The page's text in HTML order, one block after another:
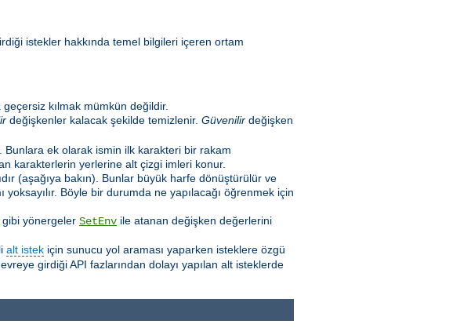
istekler hakkında temel bilgileri içeren ortam
kılmak mümkün değildir.
değişkenler kalacak şekilde temizlenir. Güvenilir değişken
Bunlara ek olarak ismin ilk karakteri bir rakam
karakterlerin yerlerine alt çizgi imleri konur.
(aşağıya bakın). Bunlar büyük harfe dönüştürülür ve
Böyle bir durumda ne yapılacağı öğrenmek için
gibi yönergeler SetEnv ile atanan değişken değerlerini
alt istek için sunucu yol araması yaparken isteklere özgü
girdiği API fazlarından dolayı yapılan alt isteklerde